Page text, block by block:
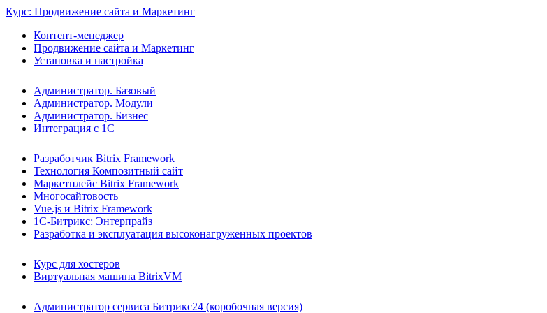
Курс: Продвижение сайта и Маркетинг
Контент-менеджер
Продвижение сайта и Маркетинг
Установка и настройка
Администратор. Базовый
Администратор. Модули
Администратор. Бизнес
Интеграция с 1С
Разработчик Bitrix Framework
Технология Композитный сайт
Маркетплейс Bitrix Framework
Многосайтовость
Vue.js и Bitrix Framework
1С-Битрикс: Энтерпрайз
Разработка и эксплуатация высоконагруженных проектов
Курс для хостеров
Виртуальная машина BitrixVM
Администратор сервиса Битрикс24 (коробочная версия)